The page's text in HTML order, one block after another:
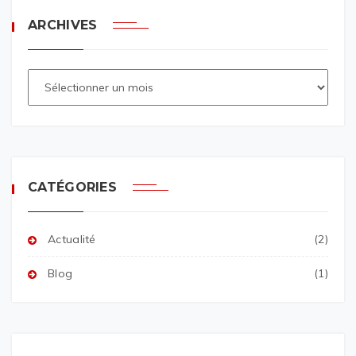
ARCHIVES
CATÉGORIES
Actualité (2)
Blog (1)